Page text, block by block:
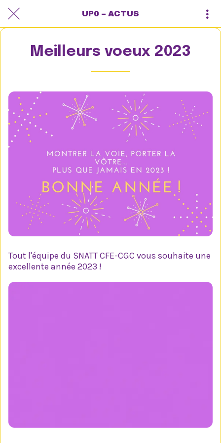
UP0 – ACTUS
Meilleurs voeux 2023
Tout l'équipe du SNATT CFE-CGC vous souhaite une
excellente année 2023 !